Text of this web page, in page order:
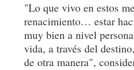
"Lo que vivo en estos
renacimiento… estar
muy bien a nivel
vida, a través del
de otra manera",